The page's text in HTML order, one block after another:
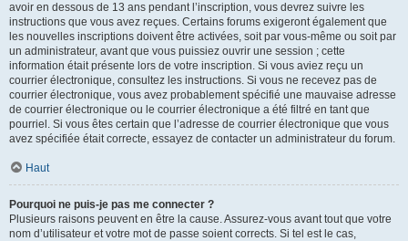
avoir en dessous de 13 ans pendant l’inscription, vous devrez suivre les
instructions que vous avez reçues. Certains forums exigeront également que
les nouvelles inscriptions doivent être activées, soit par vous-même ou soit par
un administrateur, avant que vous puissiez ouvrir une session ; cette
information était présente lors de votre inscription. Si vous aviez reçu un
courrier électronique, consultez les instructions. Si vous ne recevez pas de
courrier électronique, vous avez probablement spécifié une mauvaise adresse
de courrier électronique ou le courrier électronique a été filtré en tant que
pourriel. Si vous êtes certain que l’adresse de courrier électronique que vous
avez spécifiée était correcte, essayez de contacter un administrateur du forum.
Haut
Pourquoi ne puis-je pas me connecter ?
Plusieurs raisons peuvent en être la cause. Assurez-vous avant tout que votre
nom d’utilisateur et votre mot de passe soient corrects. Si tel est le cas,